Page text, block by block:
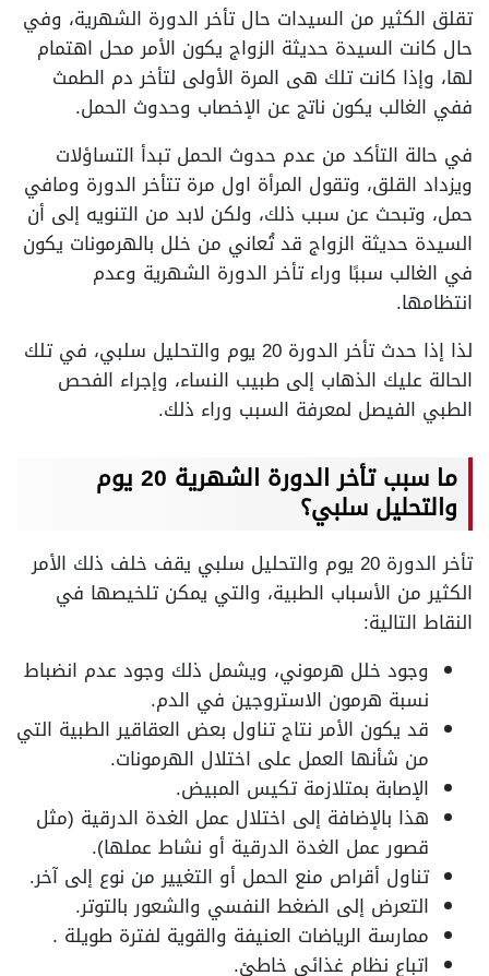
تقلق الكثير من السيدات حال تأخر الدورة الشهرية، وفي
حال كانت السيدة حديثة الزواج يكون الأمر محل اهتمام
لها، وإذا كانت تلك هى المرة الأولى لتأخر دم الطمث
ففي الغالب يكون ناتج عن الإخصاب وحدوث الحمل.
في حالة التأكد من عدم حدوث الحمل تبدأ التساؤلات
ويزداد القلق، وتقول المرأة اول مرة تتأخر الدورة ومافي
حمل، وتبحث عن سبب ذلك، ولكن لابد من التنويه إلى أن
السيدة حديثة الزواج قد تُعاني من خلل بالهرمونات يكون
في الغالب سببًا وراء تأخر الدورة الشهرية وعدم
انتظامها.
لذا إذا حدث تأخر الدورة 20 يوم والتحليل سلبي، في تلك
الحالة عليك الذهاب إلى طبيب النساء، وإجراء الفحص
الطبي الفيصل لمعرفة السبب وراء ذلك.
ما سبب تأخر الدورة الشهرية 20 يوم
والتحليل سلبي؟
تأخر الدورة 20 يوم والتحليل سلبي يقف خلف ذلك الأمر
الكثير من الأسباب الطبية، والتي يمكن تلخيصها في
النقاط التالية:
وجود خلل هرموني، ويشمل ذلك وجود عدم انضباط
نسبة هرمون الاستروجين في الدم.
قد يكون الأمر نتاج تناول بعض العقاقير الطبية التي
من شأنها العمل على اختلال الهرمونات.
الإصابة بمتلازمة تكيس المبيض.
هذا بالإضافة إلى اختلال عمل الغدة الدرقية (مثل
قصور عمل الغدة الدرقية أو نشاط عملها).
تناول أقراص منع الحمل أو التغيير من نوع إلى آخر.
التعرض إلى الضغط النفسي والشعور بالتوتر.
ممارسة الرياضات العنيفة والقوية لفترة طويلة .
اتباع نظام غذائي خاطئ.